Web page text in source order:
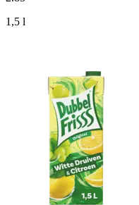
1,5 l